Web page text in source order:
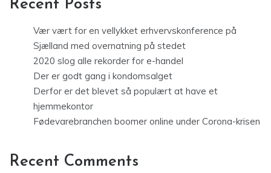
Recent Posts
Vær vært for en vellykket erhvervskonference på
Sjælland med overnatning på stedet
2020 slog alle rekorder for e-handel
Der er godt gang i kondomsalget
Derfor er det blevet så populært at have et
hjemmekontor
Fødevarebranchen boomer online under Corona-krisen
Recent Comments